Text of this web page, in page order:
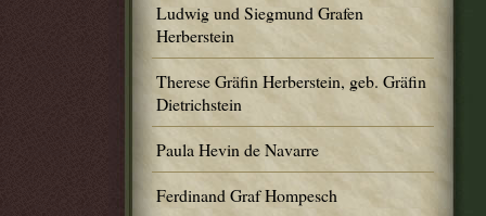
Ludwig und Siegmund Grafen
Herberstein
Therese Gräfin Herberstein, geb. Gräfin
Dietrichstein
Paula Hevin de Navarre
Ferdinand Graf Hompesch